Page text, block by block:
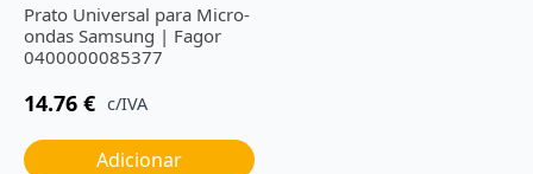
Prato Universal para Micro-
ondas Samsung | Fagor
0400000085377
14.76 € c/IVA
Adicionar